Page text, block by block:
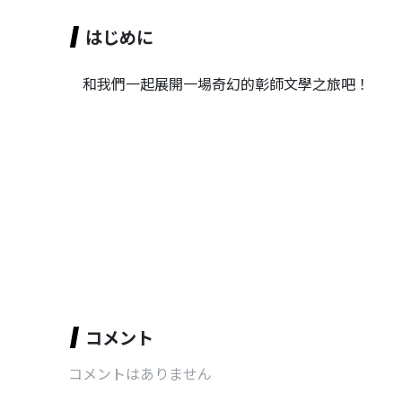
はじめに
和我們一起展開一場奇幻的彰師文學之旅吧！
コメント
コメントはありません